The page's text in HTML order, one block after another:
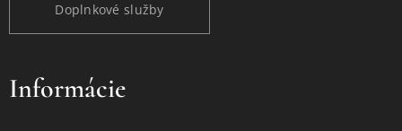
Doplnkové služby
Informácie